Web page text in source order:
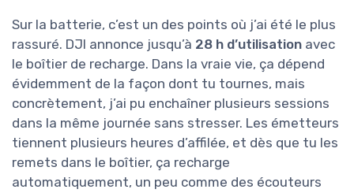
Sur la batterie, c’est un des points où j’ai été le plus
rassuré. DJI annonce jusqu’à 28 h d’utilisation avec
le boîtier de recharge. Dans la vraie vie, ça dépend
évidemment de la façon dont tu tournes, mais
concrètement, j’ai pu enchaîner plusieurs sessions
dans la même journée sans stresser. Les émetteurs
tiennent plusieurs heures d’affilée, et dès que tu les
remets dans le boîtier, ça recharge
automatiquement, un peu comme des écouteurs